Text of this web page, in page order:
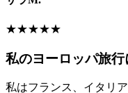
★★★★★
私のヨーロッパ旅行
私はフランス、イタリ